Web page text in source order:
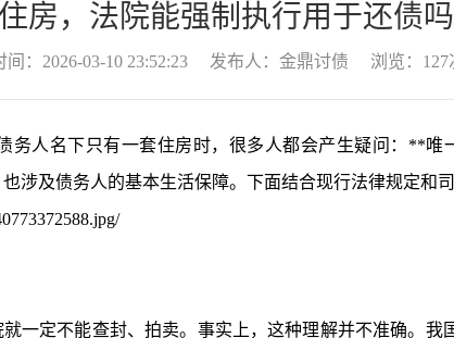
房，法院能强制执行用于还债吗
间：2026-03-10 23:52:23 发布人：金鼎讨债 浏览：127
人名下只有一套住房时，很多人都会产生疑问：**唯
涉及债务人的基本生活保障。下面结合现行法律规定和
定不能查封、拍卖。事实上，这种理解并不准确。我